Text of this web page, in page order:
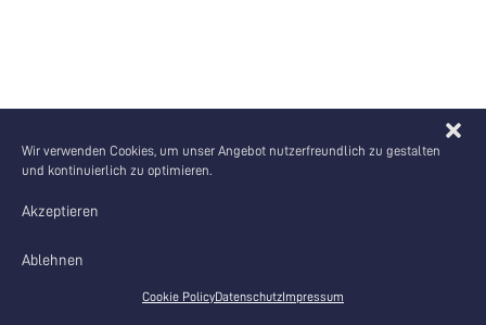
Wir verwenden Cookies, um unser Angebot nutzerfreundlich zu gestalten
und kontinuierlich zu optimieren.
Akzeptieren
Ablehnen
Cookie PolicyDatenschutzImpressum